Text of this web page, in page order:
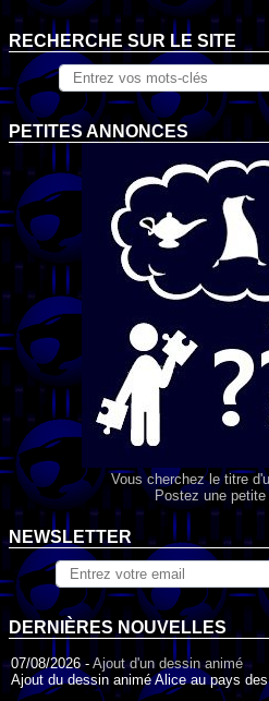
RECHERCHE SUR LE SITE
PETITES ANNONCES
Vous cherchez le titre
Postez une
NEWSLETTER
DERNIÈRES NOUVELLES
07/08/2026 -Ajout d'un dessin animé
Ajout du dessin animé Alice au pays